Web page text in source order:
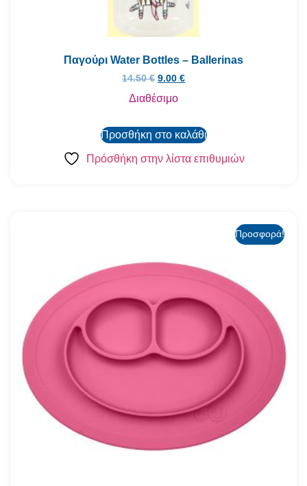
Παγούρι Water Bottles – Ballerinas
14.50€ 9.00 €
Διαθέσιμο
Προσθήκη στο καλάθι
Πρόσθήκη στην λίστα επιθυμιών
Προσφορά!